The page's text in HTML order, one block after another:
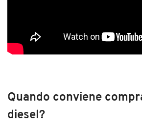
Quando conviene
diesel?